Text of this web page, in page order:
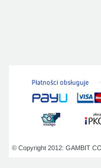
© Copyright 2012: GAMBIT